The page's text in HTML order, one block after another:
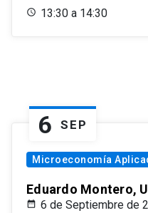
13:30 a 14:30
6 SEP
Microeconomía
Eduardo Montero,
6 de Septiembre de